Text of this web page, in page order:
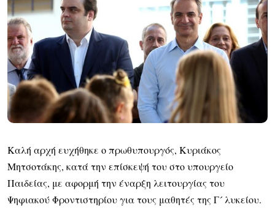
Καλή αρχή ευχήθηκε ο πρωθυπουργός, Κυριάκος
Μητσοτάκης, κατά την επίσκεψή του στο υπουργείο
Παιδείας, με αφορμή την έναρξη λειτουργίας του
Ψηφιακού Φροντιστηρίου για τους μαθητές της Γ´ λυκείου.